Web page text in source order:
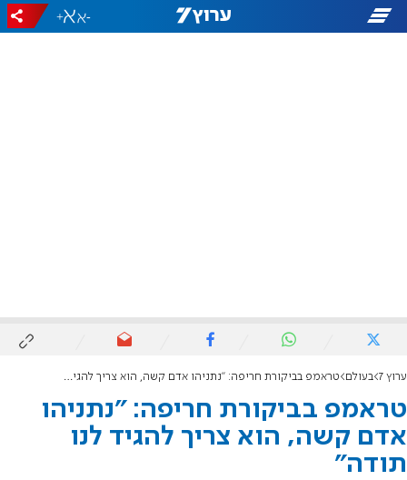
-
+
ערוץ 7 בעולם טראמפ בביקורת חריפה: "נתניהו אדם קשה, הוא צריך להגיד לנו תודה"
טראמפ בביקורת חריפה: "נתניהו
אדם קשה, הוא צריך להגיד לנו
תודה"